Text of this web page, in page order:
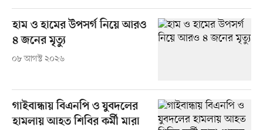
হাম ও হামের উপসর্গ নিয়ে আরও
৪ জনের মৃত্যু
০৮ আগস্ট ২০২৬
গাইবান্ধায় বিএনপি ও যুবদলের
হামলায় আহত শিবির কর্মী মারা